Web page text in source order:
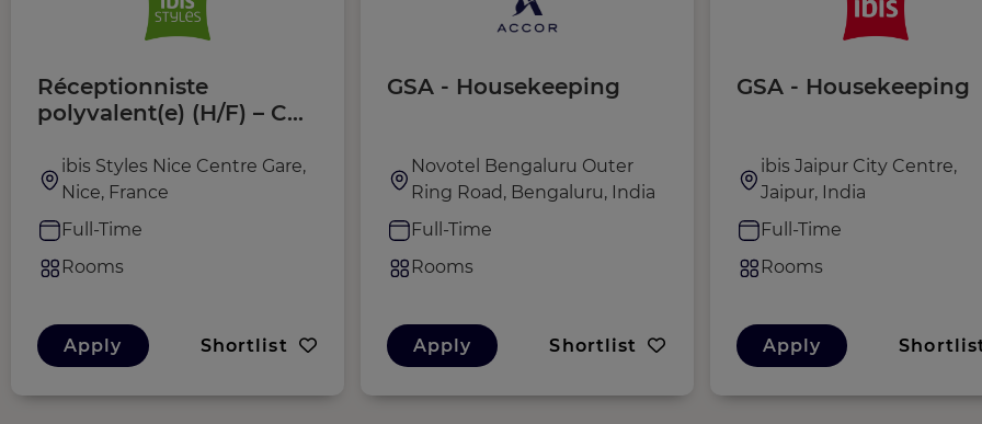
Réceptionniste
polyvalent(e) (H/F) – CDI
Gare
ibis Styles Nice Centre Gare,
Nice, France
Full-Time
Rooms
Apply Shortlist
GSA - Housekeeping
Novotel Bengaluru Outer
Ring Road, Bengaluru, India
Full-Time
Rooms
Apply Shortlist
GSA - Housekeeping
ibis Jaipur City Centre,
Jaipur, India
Full-Time
Rooms
Apply